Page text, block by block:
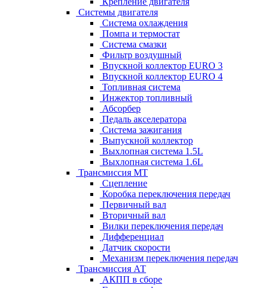
Системы двигателя
Система охлаждения
Помпа и термостат
Система смазки
Фильтр воздушный
Впускной коллектор EURO 3
Впускной коллектор EURO 4
Топливная система
Инжектор топливный
Абсорбер
Педаль акселератора
Система зажигания
Выпускной коллектор
Выхлопная система 1.5L
Выхлопная система 1.6L
Трансмиссия МТ
Сцепление
Коробка переключения передач
Первичный вал
Вторичный вал
Вилки переключения передач
Дифференциал
Датчик скорости
Механизм переключения передач
Трансмиссия АТ
АКПП в сборе